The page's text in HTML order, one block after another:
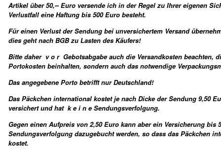
Artikel über 50,-- Euro versende ich in der Regel zu Ihrer eigenen
Verlustfall eine Haftung bis 500 Euro besteht.
Für einen Verlust der Sendung bei unversichertem Versand
dies geht nach BGB zu Lasten des Käufers!
Bitte daher v o r Gebotsabgabe auch die Versandkosten beachten,
Portokosten beinhalten, sondern auch das notwendige
Das angegebene Porto betrifft nur Deutschland!
Das Päckchen international kostet je nach Dicke der Sendung 9,50
versichert und hat k e i n e Sendungsverfolgung.
Gegen einen Aufpreis von 2,50 Euro kann aber ein Versicherung bis
Sendungsverfolgung dazugebucht werden, so dass das Päckchen
kostet.